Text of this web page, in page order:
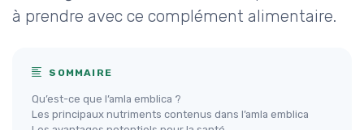
à prendre avec ce complément alimentaire.
SOMMAIRE
Qu’est-ce que l’amla emblica ?
Les principaux nutriments contenus dans l’amla emblica